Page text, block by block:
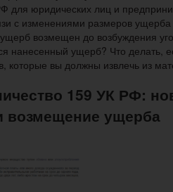
для юридических лиц и
с изменениями размеров
возмещен до возбуждения
нанесенный ущерб? Что делать,
которые вы должны извлечь из
159 УК РФ:
возмещение ущерба